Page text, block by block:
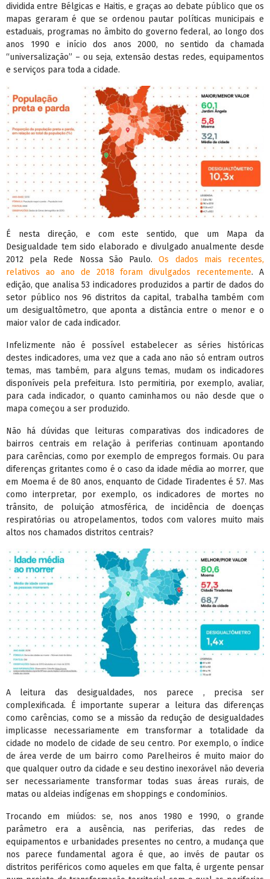
dividida entre Bélgicas e Haitis, e graças ao debate público que os
mapas geraram é que se ordenou pautar políticas municipais e
estaduais, programas no âmbito do governo federal, ao longo dos
anos 1990 e início dos anos 2000, no sentido da chamada
“universalização” – ou seja, extensão destas redes, equipamentos
e serviços para toda a cidade.
É nesta direção, e com este sentido, que um Mapa da
Desigualdade tem sido elaborado e divulgado anualmente desde
2012 pela Rede Nossa São Paulo.Os dados mais recentes,
relativos ao ano de 2018 foram divulgados recentemente. A
edição, que analisa 53 indicadores produzidos a partir de dados do
setor público nos 96 distritos da capital, trabalha também com
um desigualtômetro, que aponta a distância entre o menor e o
maior valor de cada indicador.
Infelizmente não é possível estabelecer as séries históricas
destes indicadores, uma vez que a cada ano não só entram outros
temas, mas também, para alguns temas, mudam os indicadores
disponíveis pela prefeitura. Isto permitiria, por exemplo, avaliar,
para cada indicador, o quanto caminhamos ou não desde que o
mapa começou a ser produzido.
Não há dúvidas que leituras comparativas dos indicadores de
bairros centrais em relação à periferias continuam apontando
para carências, como por exemplo de empregos formais. Ou para
diferenças gritantes como é o caso da idade média ao morrer, que
em Moema é de 80 anos, enquanto de Cidade Tiradentes é 57. Mas
como interpretar, por exemplo, os indicadores de mortes no
trânsito, de poluição atmosférica, de incidência de doenças
respiratórias ou atropelamentos, todos com valores muito mais
altos nos chamados distritos centrais?
A leitura das desigualdades, nos parece , precisa ser
complexificada. É importante superar a leitura das diferenças
como carências, como se a missão da redução de desigualdades
implicasse necessariamente em transformar a totalidade da
cidade no modelo de cidade de seu centro. Por exemplo, o índice
de área verde de um bairro como Parelheiros é muito maior do
que qualquer outro da cidade e seu destino inexorável não deveria
ser necessariamente transformar todas suas áreas rurais, de
matas ou aldeias indígenas em shoppings e condomínios.
Trocando em miúdos: se, nos anos 1980 e 1990, o grande
parâmetro era a ausência, nas periferias, das redes de
equipamentos e urbanidades presentes no centro, a mudança que
nos parece fundamental agora é que, ao invés de pautar os
distritos periféricos como aqueles em que falta, é urgente pensar